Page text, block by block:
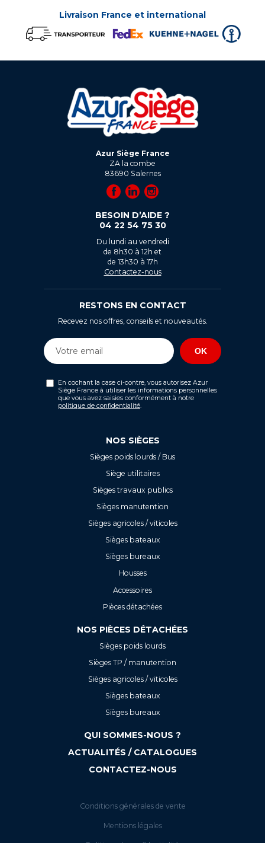
Livraison France et international
Azur Siège France
ZA la combe
83690 Salernes
BESOIN D’AIDE ?
04 22 54 75 30
Du lundi au vendredi
de 8h30 à 12h et
de 13h30 à 17h
Contactez-nous
RESTONS EN CONTACT
Recevez nos offres, conseils et nouveautés.
En cochant la case ci-contre, vous autorisez Azur
Siège France à utiliser les informations personnelles
que vous avez saisies conformément à notre
politique de confidentialité
NOS SIÈGES
Sièges poids lourds / Bus
Siège utilitaires
Sièges travaux publics
Sièges manutention
Sièges agricoles / viticoles
Sièges bateaux
Sièges bureaux
Housses
Accessoires
Pièces détachées
NOS PIÈCES DÉTACHÉES
Sièges poids lourds
Sièges TP / manutention
Sièges agricoles / viticoles
Sièges bateaux
Sièges bureaux
QUI SOMMES-NOUS ?
ACTUALITÉS / CATALOGUES
CONTACTEZ-NOUS
Conditions générales de vente
Mentions légales